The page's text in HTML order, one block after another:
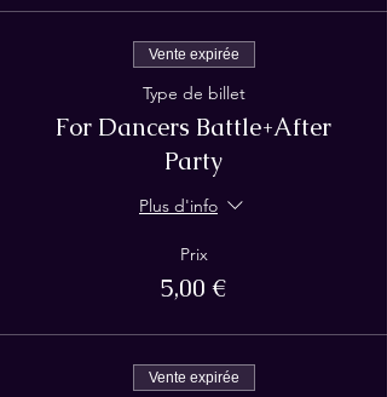
Vente expirée
Type de billet
For Dancers Battle+After
Party
Plus d'info
Prix
5,00 €
Vente expirée